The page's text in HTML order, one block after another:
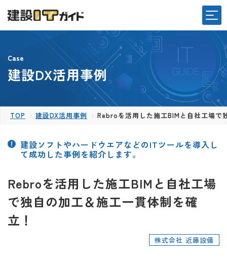
Case
建設DX活用事例
TOP 建設DX活用事例 Rebroを活用した施工BIMと自社工場で
建設ソフトやハードウエアなどのITツールを導入し
て成功した事例を紹介します。
Rebroを活用した施工BIMと自社工場
で独自の加工＆施工一貫体制を確
立！
株式会社 近藤設備